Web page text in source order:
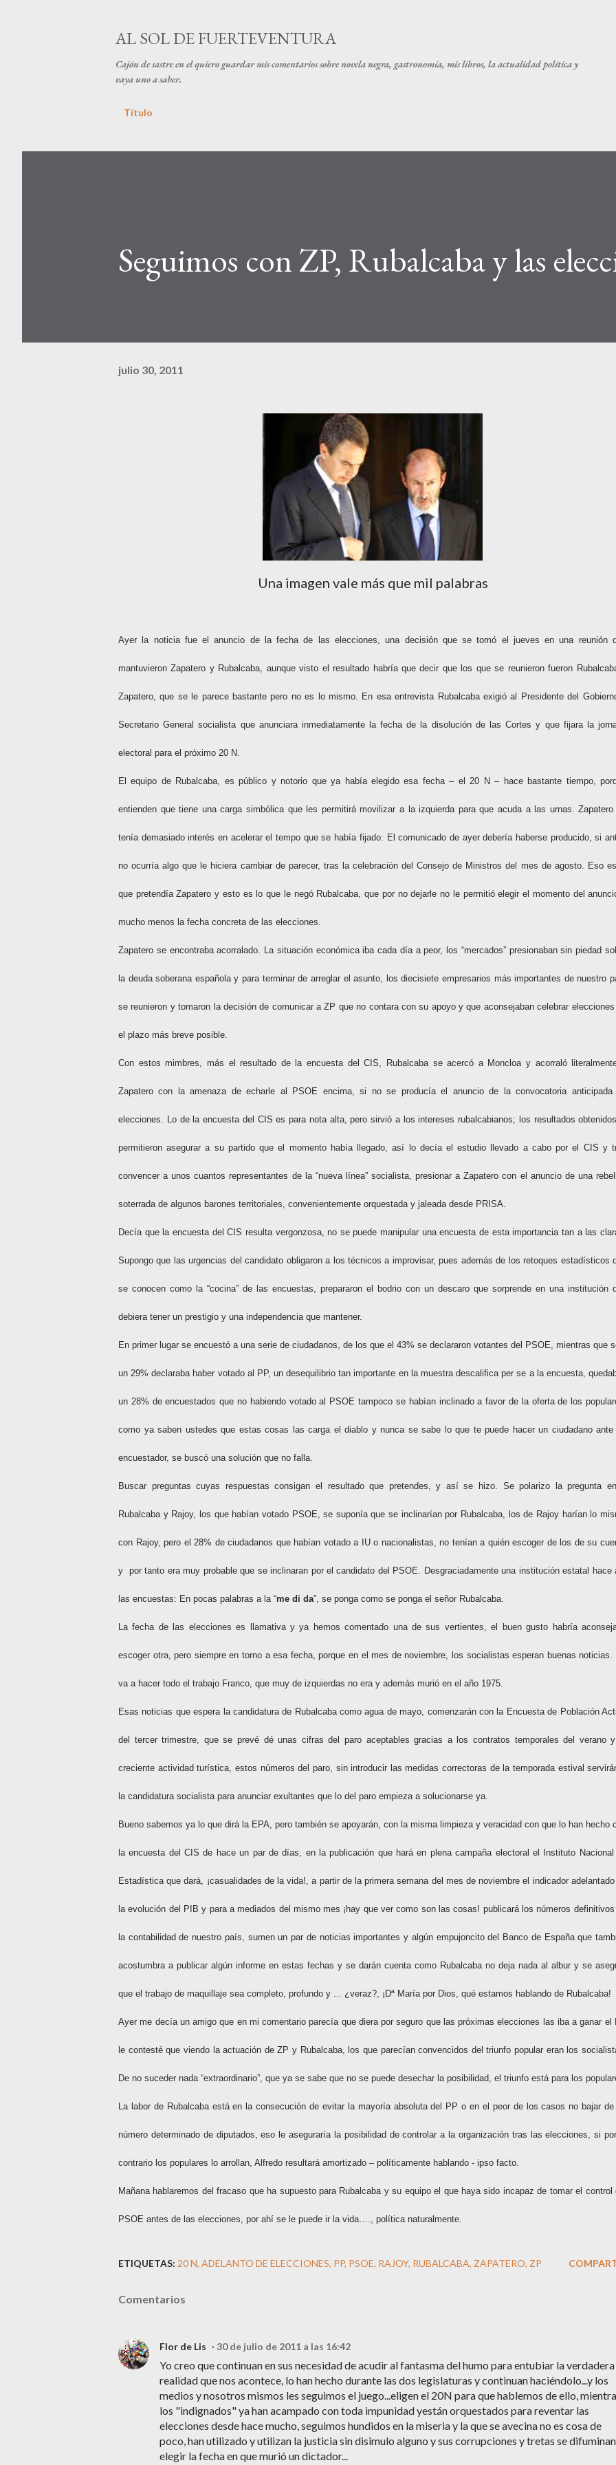
AL SOL DE FUERTEVENTURA
Cajón de sastre en el quiero guardar mis comentarios sobre novela negra, gastronomía, mis libros, la actualidad política y
vaya uno a saber.
Título
Seguimos con ZP, Rubalcaba y las
julio 30, 2011
Una imagen vale más que mil palabras
Ayer la noticia fue el anuncio de la fecha de las elecciones, una decisión que se tomó el jueves en una reunión
mantuvieron Zapatero y Rubalcaba, aunque visto el resultado habría que decir que los que se reunieron fueron
Zapatero, que se le parece bastante pero no es lo mismo. En esa entrevista Rubalcaba exigió al Presidente del
Secretario General socialista que anunciara inmediatamente la fecha de la disolución de las Cortes y que fijara la
electoral para el próximo 20 N.
El equipo de Rubalcaba, es público y notorio que ya había elegido esa fecha – el 20 N – hace bastante tiempo,
entienden que tiene una carga simbólica que les permitirá movilizar a la izquierda para que acuda a las urnas. Zapatero
tenía demasiado interés en acelerar el tempo que se había fijado: El comunicado de ayer debería haberse producido, si
no ocurría algo que le hiciera cambiar de parecer, tras la celebración del Consejo de Ministros del mes de agosto. Eso
que pretendía Zapatero y esto es lo que le negó Rubalcaba, que por no dejarle no le permitió elegir el momento del
mucho menos la fecha concreta de las elecciones.
Zapatero se encontraba acorralado. La situación económica iba cada día a peor, los “mercados” presionaban sin piedad
la deuda soberana española y para terminar de arreglar el asunto, los diecisiete empresarios más importantes de nuestro
se reunieron y tomaron la decisión de comunicar a ZP que no contara con su apoyo y que aconsejaban celebrar
el plazo más breve posible.
Con estos mimbres, más el resultado de la encuesta del CIS, Rubalcaba se acercó a Moncloa y acorraló
Zapatero con la amenaza de echarle al PSOE encima, si no se producía el anuncio de la convocatoria anticipada
elecciones. Lo de la encuesta del CIS es para nota alta, pero sirvió a los intereses rubalcabianos; los resultados
permitieron asegurar a su partido que el momento había llegado, así lo decía el estudio llevado a cabo por el CIS y
convencer a unos cuantos representantes de la “nueva línea” socialista, presionar a Zapatero con el anuncio de una
soterrada de algunos barones territoriales, convenientemente orquestada y jaleada desde PRISA.
Decía que la encuesta del CIS resulta vergonzosa, no se puede manipular una encuesta de esta importancia tan a las
Supongo que las urgencias del candidato obligaron a los técnicos a improvisar, pues además de los retoques estadísticos
se conocen como la “cocina” de las encuestas, prepararon el bodrio con un descaro que sorprende en una institución
debiera tener un prestigio y una independencia que mantener.
En primer lugar se encuestó a una serie de ciudadanos, de los que el 43% se declararon votantes del PSOE, mientras que
un 29% declaraba haber votado al PP, un desequilibrio tan importante en la muestra descalifica per se a la encuesta,
un 28% de encuestados que no habiendo votado al PSOE tampoco se habían inclinado a favor de la oferta de los
como ya saben ustedes que estas cosas las carga el diablo y nunca se sabe lo que te puede hacer un ciudadano ante
encuestador, se buscó una solución que no falla.
Buscar preguntas cuyas respuestas consigan el resultado que pretendes, y así se hizo. Se polarizo la pregunta
Rubalcaba y Rajoy, los que habían votado PSOE, se suponía que se inclinarían por Rubalcaba, los de Rajoy harían lo
con Rajoy, pero el 28% de ciudadanos que habían votado a IU o nacionalistas, no tenían a quién escoger de los de su
y por tanto era muy probable que se inclinaran por el candidato del PSOE. Desgraciadamente una institución estatal hace
las encuestas: En pocas palabras a la “me di da”, se ponga como se ponga el señor Rubalcaba.
La fecha de las elecciones es llamativa y ya hemos comentado una de sus vertientes, el buen gusto habría
escoger otra, pero siempre en torno a esa fecha, porque en el mes de noviembre, los socialistas esperan buenas noticias.
va a hacer todo el trabajo Franco, que muy de izquierdas no era y además murió en el año 1975.
Esas noticias que espera la candidatura de Rubalcaba como agua de mayo, comenzarán con la Encuesta de Población
del tercer trimestre, que se prevé dé unas cifras del paro aceptables gracias a los contratos temporales del verano
creciente actividad turística, estos números del paro, sin introducir las medidas correctoras de la temporada estival
la candidatura socialista para anunciar exultantes que lo del paro empieza a solucionarse ya.
Bueno sabemos ya lo que dirá la EPA, pero también se apoyarán, con la misma limpieza y veracidad con que lo han hecho
la encuesta del CIS de hace un par de días, en la publicación que hará en plena campaña electoral el Instituto Nacional
Estadística que dará, ¡casualidades de la vida!, a partir de la primera semana del mes de noviembre el indicador
la evolución del PIB y para a mediados del mismo mes ¡hay que ver como son las cosas! publicará los números
la contabilidad de nuestro país, sumen un par de noticias importantes y algún empujoncito del Banco de España que
acostumbra a publicar algún informe en estas fechas y se darán cuenta como Rubalcaba no deja nada al albur y se
que el trabajo de maquillaje sea completo, profundo y ... ¿veraz?, ¡Dª María por Dios, qué estamos hablando de Rubalcaba!
Ayer me decía un amigo que en mi comentario parecía que diera por seguro que las próximas elecciones las iba a ganar el
le contesté que viendo la actuación de ZP y Rubalcaba, los que parecían convencidos del triunfo popular eran los
De no suceder nada “extraordinario”, que ya se sabe que no se puede desechar la posibilidad, el triunfo está para los
La labor de Rubalcaba está en la consecución de evitar la mayoría absoluta del PP o en el peor de los casos no bajar de
número determinado de diputados, eso le aseguraría la posibilidad de controlar a la organización tras las elecciones, si
contrario los populares lo arrollan, Alfredo resultará amortizado – políticamente hablando - ipso facto.
Mañana hablaremos del fracaso que ha supuesto para Rubalcaba y su equipo el que haya sido incapaz de tomar el control
PSOE antes de las elecciones, por ahí se le puede ir la vida…., política naturalmente.
ETIQUETAS: 20 N ADELANTO DE ELECCIONES PP PSOE RAJOY RUBALCABA ZAPATERO ZP
Comentarios
Flor de Lis 30 de julio de 2011 a las 16:42
Yo creo que continuan en sus necesidad de acudir al fantasma del humo para entubiar la verdadera
realidad que nos acontece, lo han hecho durante las dos legislaturas y continuan haciéndolo...y los
medios y nosotros mismos les seguimos el juego...eligen el 20N para que hablemos de ello,
los "indignados" ya han acampado con toda impunidad yestán orquestados para reventar las
elecciones desde hace mucho, seguimos hundidos en la miseria y la que se avecina no es cosa de
poco, han utilizado y utilizan la justicia sin disimulo alguno y sus corrupciones y tretas se
elegir la fecha en que murió un dictador...